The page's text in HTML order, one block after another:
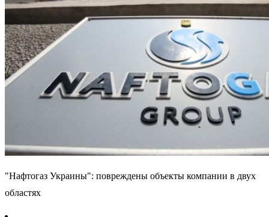
"Нафтогаз Украины": повреждены объекты компании в двух
областях